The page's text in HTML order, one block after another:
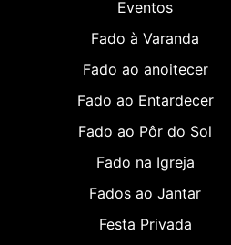
Eventos
Fado à Varanda
Fado ao anoitecer
Fado ao Entardecer
Fado ao Pôr do Sol
Fado na Igreja
Fados ao Jantar
Festa Privada